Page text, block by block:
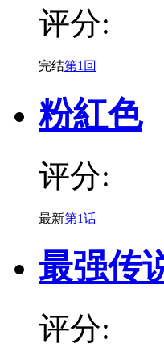
评分:
完结第1回
粉紅色
评分:
最新第1话
最强传
评分: